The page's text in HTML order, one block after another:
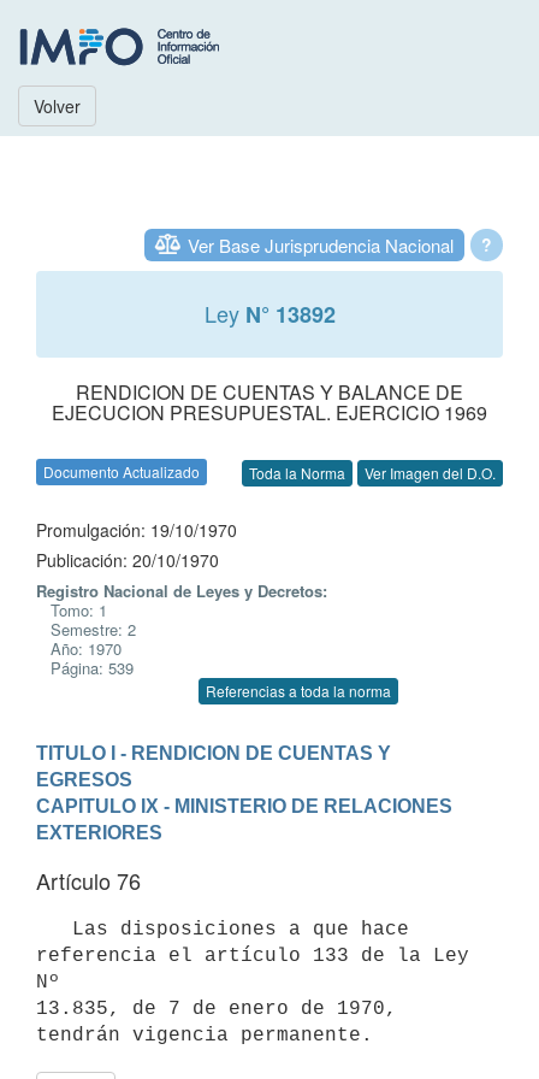
Volver
?
Ver Base Jurisprudencia Nacional
Ley N° 13892
RENDICION DE CUENTAS Y BALANCE DE
EJECUCION PRESUPUESTAL. EJERCICIO 1969
Documento Actualizado Toda la Norma Ver Imagen del D.O.
Promulgación: 19/10/1970
Publicación: 20/10/1970
Registro Nacional de Leyes y Decretos:
Tomo: 1
Semestre: 2
Año: 1970
Página: 539
Referencias a toda la norma
TITULO I - RENDICION DE CUENTAS Y
EGRESOS
CAPITULO IX - MINISTERIO DE RELACIONES
EXTERIORES
Artículo 76
referencia el artículo 133 de la Ley
Nº
13.835, de 7 de enero de 1970,
tendrán vigencia permanente.